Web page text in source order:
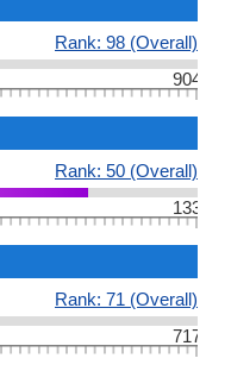
Rank: 98 (Overall)
904
Rank: 50 (Overall)
133
Rank: 71 (Overall)
717